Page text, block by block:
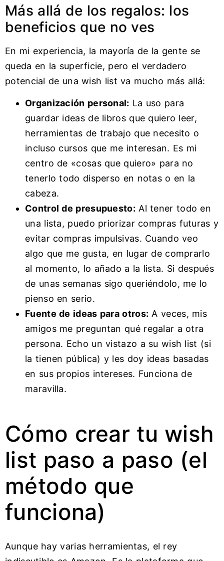
Más allá de los regalos: los
beneficios que no ves
En mi experiencia, la mayoría de la gente se
queda en la superficie, pero el verdadero
potencial de una wish list va mucho más allá:
Organización personal: La uso para
guardar ideas de libros que quiero leer,
herramientas de trabajo que necesito o
incluso cursos que me interesan. Es mi
centro de «cosas que quiero» para no
tenerlo todo disperso en notas o en la
cabeza.
Control de presupuesto: Al tener todo en
una lista, puedo priorizar compras futuras y
evitar compras impulsivas. Cuando veo
algo que me gusta, en lugar de comprarlo
al momento, lo añado a la lista. Si después
de unas semanas sigo queriéndolo, me lo
pienso en serio.
Fuente de ideas para otros: A veces, mis
amigos me preguntan qué regalar a otra
persona. Echo un vistazo a su wish list (si
la tienen pública) y les doy ideas basadas
en sus propios intereses. Funciona de
maravilla.
Cómo crear tu wish
list paso a paso (el
método que
funciona)
Aunque hay varias herramientas, el rey